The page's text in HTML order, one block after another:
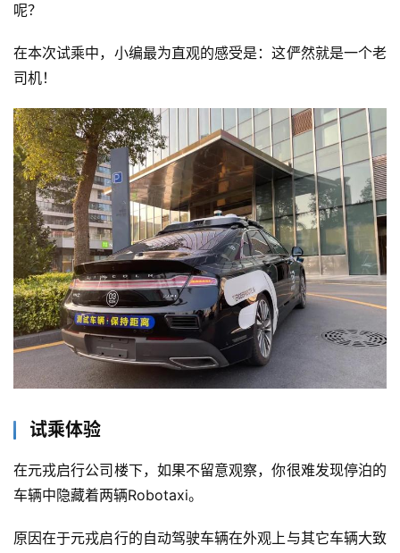
呢？
在本次试乘中，小编最为直观的感受是：这俨然就是一个老
司机！
试乘体验
在元戎启行公司楼下，如果不留意观察，你很难发现停泊的
车辆中隐藏着两辆Robotaxi。
原因在于元戎启行的自动驾驶车辆在外观上与其它车辆大致